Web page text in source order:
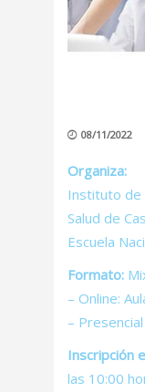
08/11/2022
Organiza:
Instituto de
Salud de
Escuela
Formato:
– Online:
–
Inscripción
las 10:00